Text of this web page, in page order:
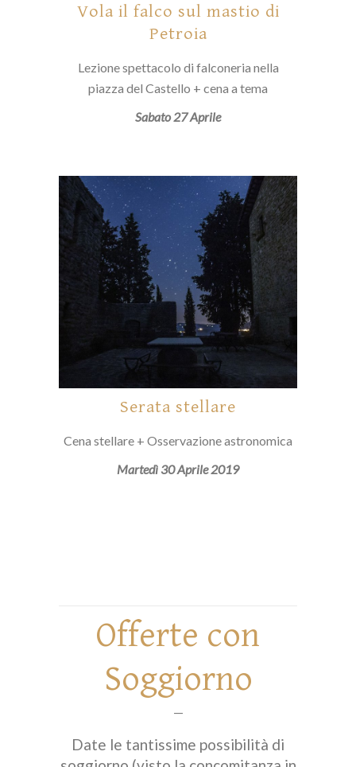
Vola il falco sul mastio di
Petroia
Lezione spettacolo di falconeria nella
piazza del Castello + cena a tema
Sabato 27 Aprile
Serata stellare
Cena stellare + Osservazione astronomica
Martedì 30 Aprile 2019
Offerte con
Soggiorno
—
Date le tantissime possibilità di